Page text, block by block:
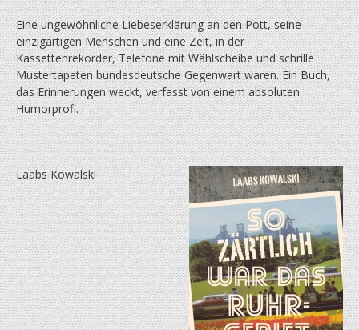
Eine ungewöhnliche Liebeserklärung an den Pott, seine
einzigartigen Menschen und eine Zeit, in der
Kassettenrekorder, Telefone mit Wählscheibe und schrille
Mustertapeten bundes­deutsche Gegenwart waren. Ein Buch,
das Erinnerungen weckt, verfasst von einem absoluten
Humorprofi.
Laabs Kowalski